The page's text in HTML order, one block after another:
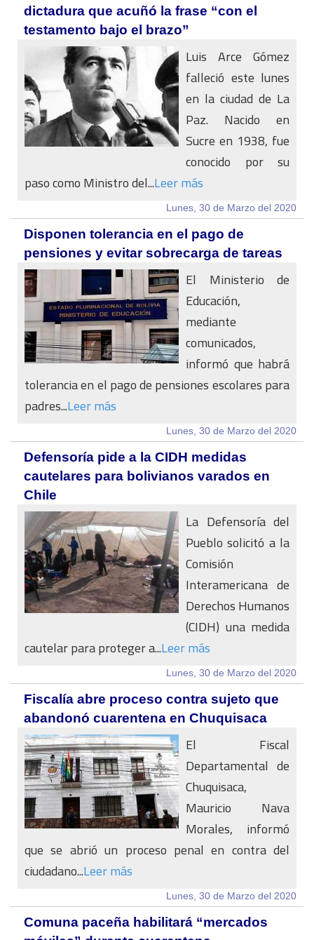
dictadura que acuñó la frase “con el
testamento bajo el brazo”
Luis Arce Gómez
falleció este lunes
en la ciudad de La
Paz. Nacido en
Sucre en 1938, fue
conocido por su
paso como Ministro del...Leer más
Lunes, 30 de Marzo del 2020
Disponen tolerancia en el pago de
pensiones y evitar sobrecarga de tareas
El Ministerio de
Educación,
mediante
comunicados,
informó que habrá
tolerancia en el pago de pensiones escolares para
padres...Leer más
Lunes, 30 de Marzo del 2020
Defensoría pide a la CIDH medidas
cautelares para bolivianos varados en
Chile
La Defensoría del
Pueblo solicitó a la
Comisión
Interamericana de
Derechos Humanos
(CIDH) una medida
cautelar para proteger a...Leer más
Lunes, 30 de Marzo del 2020
Fiscalía abre proceso contra sujeto que
abandonó cuarentena en Chuquisaca
El Fiscal
Departamental de
Chuquisaca,
Mauricio Nava
Morales, informó
que se abrió un proceso penal en contra del
ciudadano...Leer más
Lunes, 30 de Marzo del 2020
Comuna paceña habilitará “mercados